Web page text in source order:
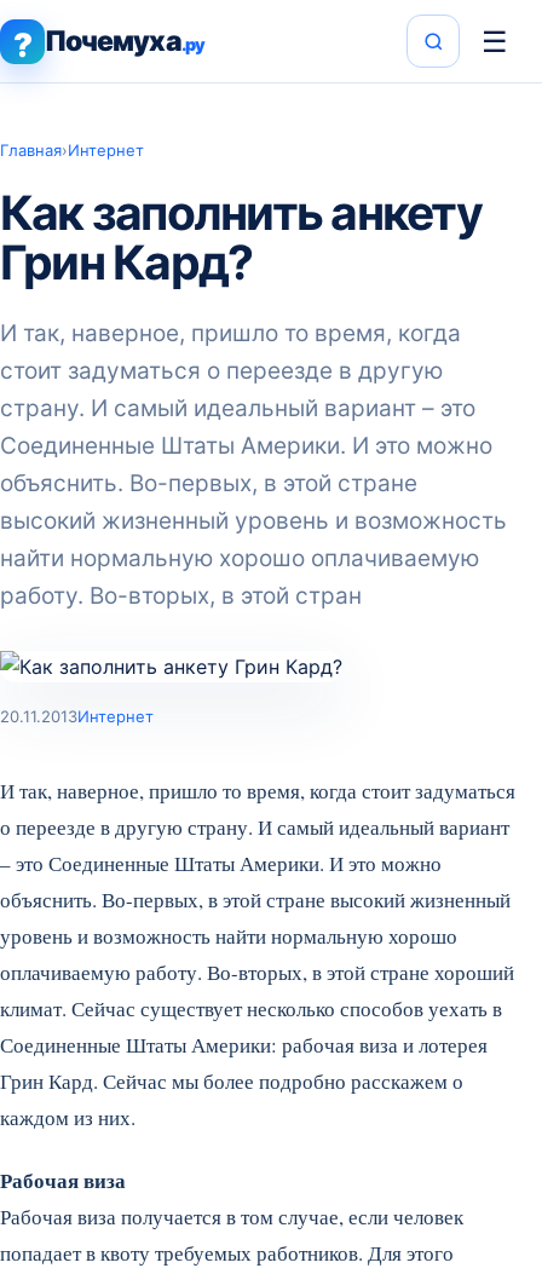
? Почемуха.ру ☰
Главная›Интернет
Как заполнить анкету
Грин Кард?
И так, наверное, пришло то время, когда
стоит задуматься о переезде в другую
страну. И самый идеальный вариант – это
Соединенные Штаты Америки. И это можно
объяснить. Во-первых, в этой стране
высокий жизненный уровень и возможность
найти нормальную хорошо оплачиваемую
работу. Во-вторых, в этой стран
20.11.2013Интернет
И так, наверное, пришло то время, когда стоит задуматься
о переезде в другую страну. И самый идеальный вариант
– это Соединенные Штаты Америки. И это можно
объяснить. Во-первых, в этой стране высокий жизненный
уровень и возможность найти нормальную хорошо
оплачиваемую работу. Во-вторых, в этой стране хороший
климат. Сейчас существует несколько способов уехать в
Соединенные Штаты Америки: рабочая виза и лотерея
Грин Кард. Сейчас мы более подробно расскажем о
каждом из них.
Рабочая виза
Рабочая виза получается в том случае, если человек
попадает в квоту требуемых работников. Для этого